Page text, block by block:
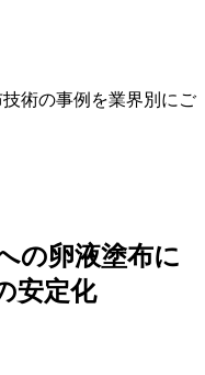
術の事例を業界別にご
の卵液塗布に
安定化